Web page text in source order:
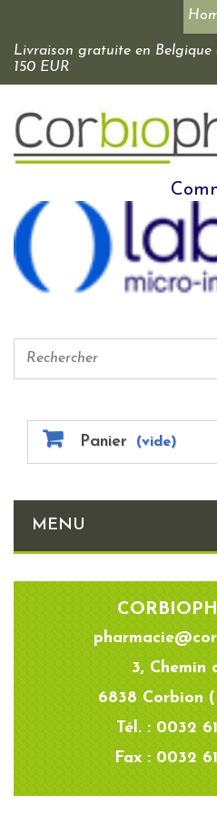
Livraison gratuite en
150 EUR
Panier (vide)
MENU
3, Chemin
6838 Corbion
Tél. : 0032
Fax : 0032